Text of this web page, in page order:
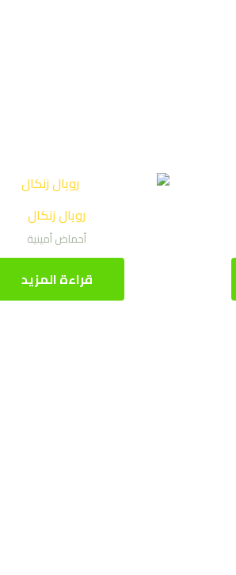
رويال زنكال
أحماض أمينية
قراءة المزيد